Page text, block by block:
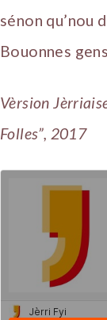
sénon qu’nou
Bouonnes
Vèrsion
Folles”, 2017